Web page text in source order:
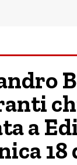
a
18